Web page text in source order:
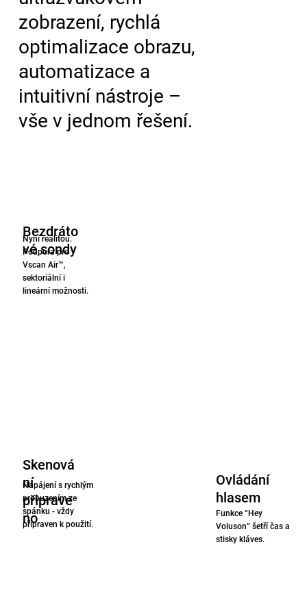
zobrazení, rychlá
optimalizace obrazu,
automatizace a
intuitivní nástroje –
vše v jednom řešení.
Skenová
ní
připrave
no
Napájení s rychlým
probuzením ze
spánku - vždy
připraven k použití.
Ovládání
hlasem
Funkce “Hey
Voluson” šetří čas a
stisky kláves.
Bezdráto
vé sondy
Nyní realitou.
Podpora pro
Vscan Air™,
sektoriální i
lineární možnosti.